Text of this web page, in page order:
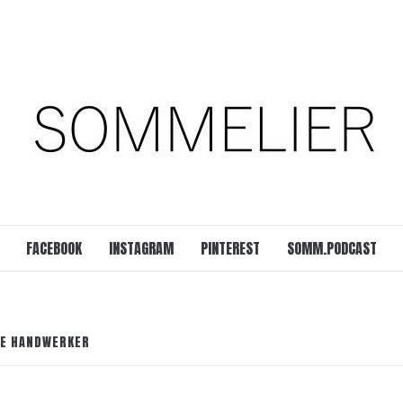
FACEBOOK INSTAGRAM PINTEREST SOMM.PODCAST
HANDWERKER